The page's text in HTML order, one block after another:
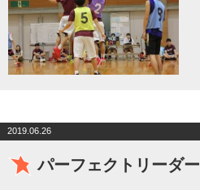
2019.06.26
パーフェクトリーダー